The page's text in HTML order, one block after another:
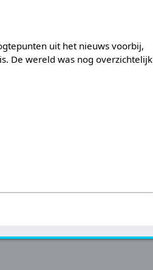
uit het nieuws voorbij,
De wereld was nog overzichtelijk